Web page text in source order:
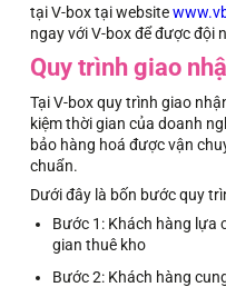
tại V-box tại website
ngay với V-box để được đội
Quy trình giao
Tại V-box quy trình giao
kiệm thời gian của doanh
bảo hàng hoá được vận
chuẩn.
Dưới đây là bốn bước quy
Bước 1: Khách hàng lựa
gian thuê kho
Bước 2: Khách hàng